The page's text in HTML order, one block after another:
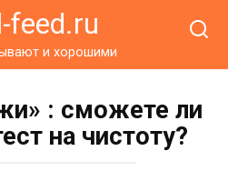
feed.ru
и хорошими
: сможете ли
на чистоту?